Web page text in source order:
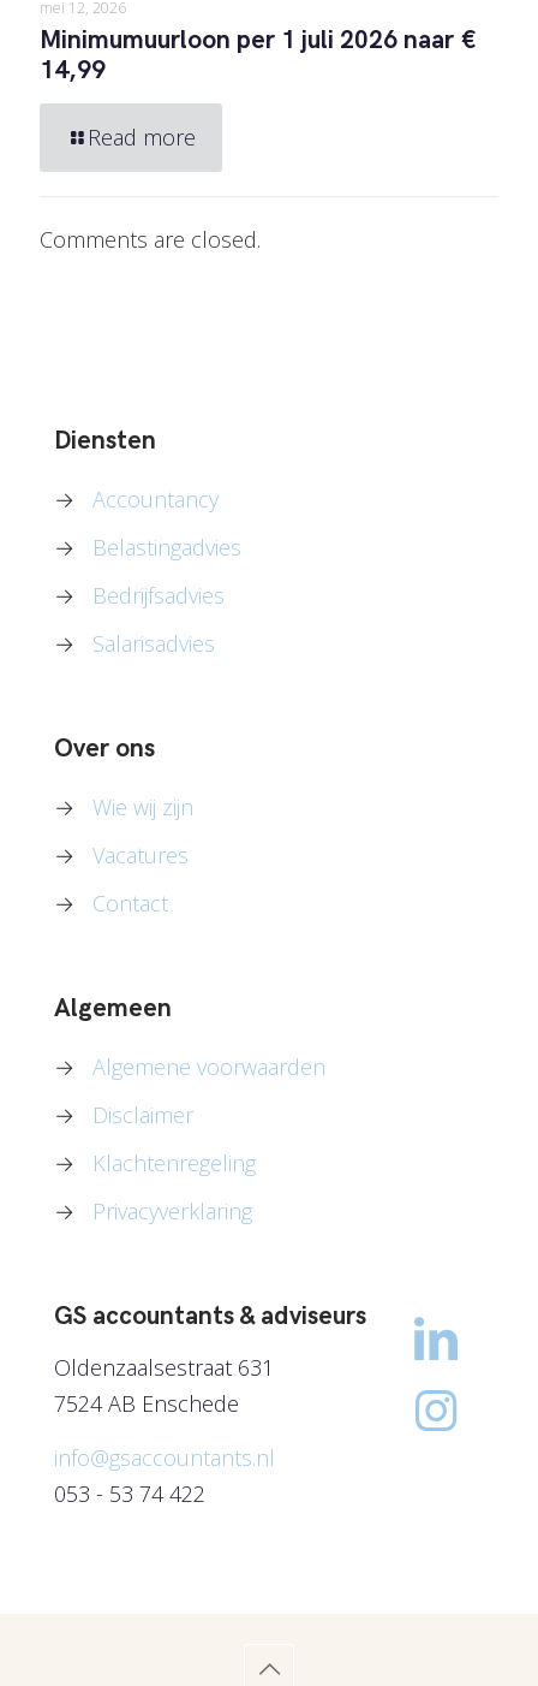
mei 12, 2026
Minimumuurloon per 1 juli 2026 naar €
14,99
Read more
Comments are closed.
Diensten
→
Accountancy
→
Belastingadvies
→
Bedrijfsadvies
→
Salarisadvies
Over ons
→
Wie wij zijn
→
Vacatures
→
Contact
Algemeen
→
Algemene voorwaarden
→
Disclaimer
→
Klachtenregeling
→
Privacyverklaring
GS accountants & adviseurs
Oldenzaalsestraat 631
7524 AB Enschede
info@gsaccountants.nl
053 - 53 74 422